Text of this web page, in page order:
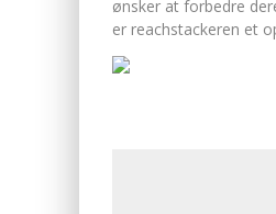
ønsker at forbedre
er reachstackeren et